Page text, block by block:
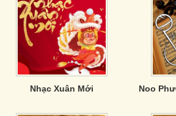
Nhạc Xuân Mới